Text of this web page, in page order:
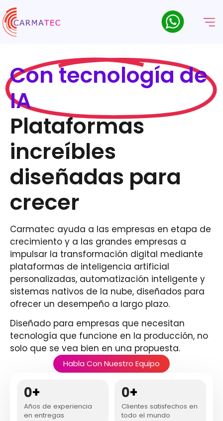
Con tecnología de
IA
Plataformas
increíbles
diseñadas para
crecer
Carmatec ayuda a las empresas en etapa de
crecimiento y a las grandes empresas a
impulsar la transformación digital mediante
plataformas de inteligencia artificial
personalizadas, automatización inteligente y
sistemas nativos de la nube, diseñados para
ofrecer un desempeño a largo plazo.
Diseñado para empresas que necesitan
tecnología que funcione en la producción, no
solo que se vea bien en una propuesta.
Habla Con Nuestro Equipo
0+
Años de experiencia
en entregas
0+
Clientes satisfechos en
todo el mundo